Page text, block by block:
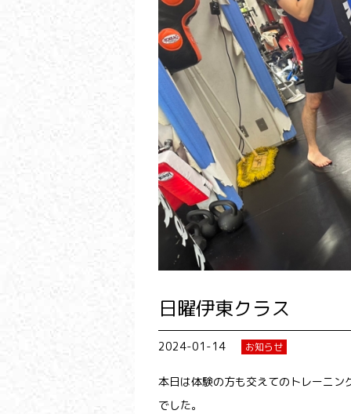
日曜伊東クラス
2024-01-14 お知らせ
本日は体験の方も交えてのトレーニン
でした。